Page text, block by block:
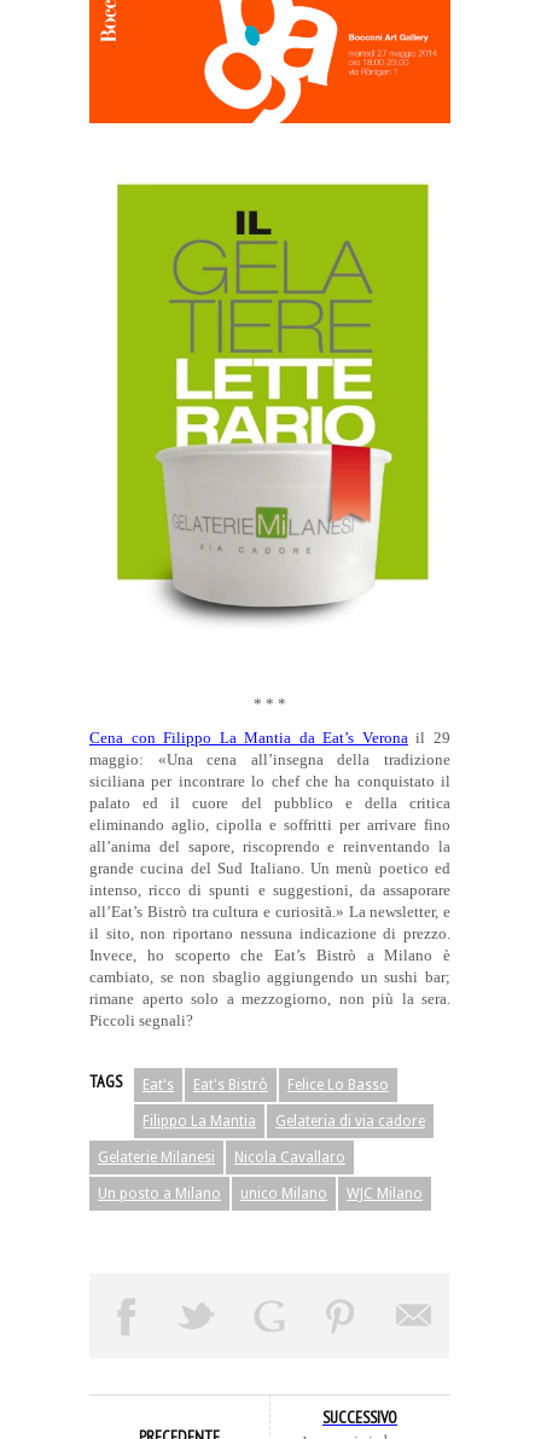
* * *
Cena con Filippo La Mantia da Eat’s Verona il 29
maggio: «Una cena all’insegna della tradizione
siciliana per incontrare lo chef che ha conquistato il
palato ed il cuore del pubblico e della critica
eliminando aglio, cipolla e soffritti per arrivare fino
all’anima del sapore, riscoprendo e reinventando la
grande cucina del Sud Italiano. Un menù poetico ed
intenso, ricco di spunti e suggestioni, da assaporare
all’Eat’s Bistrò tra cultura e curiosità.» La newsletter, e
il sito, non riportano nessuna indicazione di prezzo.
Invece, ho scoperto che Eat’s Bistrò a Milano è
cambiato, se non sbaglio aggiungendo un sushi bar;
rimane aperto solo a mezzogiorno, non più la sera.
Piccoli segnali?
TAGS Eat's Eat's Bistrò Felice Lo Basso
Filippo La Mantia Gelateria di via cadore
Gelaterie Milanesi Nicola Cavallaro
Un posto a Milano unico Milano WJC Milano
SUCCESSIVO